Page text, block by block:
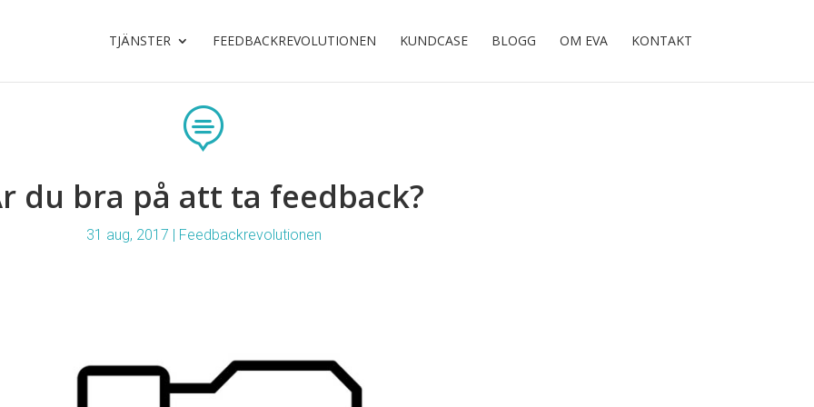
TJÄNSTER FEEDBACKREVOLUTIONEN KUNDCASE BLOGG OM EVA KONTAKT

du bra på att ta feedback?
31 aug, 2017 | Feedbackrevolutionen